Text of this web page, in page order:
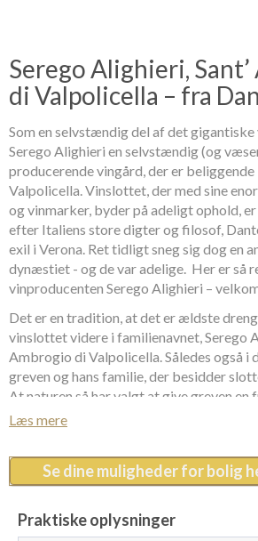
Serego Alighieri,
di Valpolicella – fra
Som en selvstændig del af det
Serego Alighieri en selvstændig (og
producerende vingård, der er
Valpolicella. Vinslottet, der med sine
og vinmarker, byder på adeligt ophold,
efter Italiens store digter og filosof,
exil i Verona. Ret tidligt sneg sig dog en
dynæstiet - og de var adelige. Her er så
vinproducenten Serego Alighieri –
Det er en tradition, at det er ældste
vinslottet videre i familienavnet, Serego
Ambrogio di Valpolicella. Således også i
greven og hans familie, der besidder
At naturen så har valgt at give greven
er en helt anden sag; han har to døtre.
Valpolicella, er indrettet med 8
Alle er indrettet i traditionel stil; ikke
rummelige lejligheder, hvori man kan
Læs mere
Se dine muligheder for bolig
Praktiske oplysninger